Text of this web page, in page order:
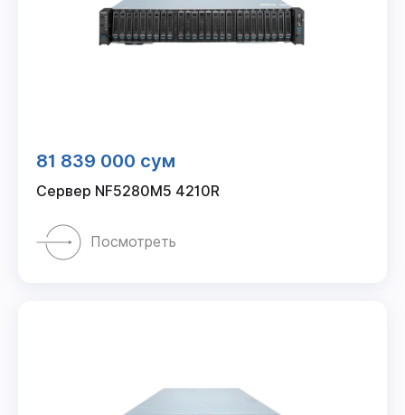
81 839 000 сум
Сервер NF5280M5 4210R
Посмотреть